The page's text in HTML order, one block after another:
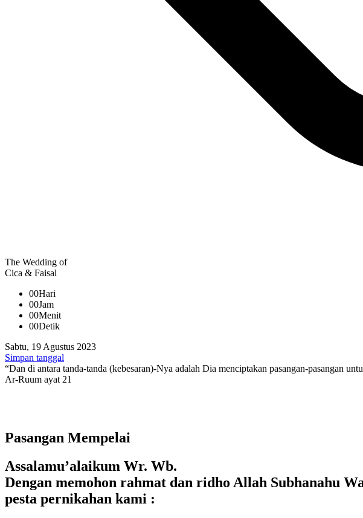
The Wedding of
Cica & Faisal
00Hari
00Jam
00Menit
00Detik
Sabtu, 19 Agustus 2023
Simpan tanggal
“Dan di antara tanda-tanda (kebesaran)-Nya adalah Dia menciptakan pasangan-pasangan
Ar-Ruum ayat 21
Pasangan Mempelai
Assalamu’alaikum Wr. Wb.
Dengan memohon rahmat dan ridho Allah Subhanahu
pesta pernikahan kami :